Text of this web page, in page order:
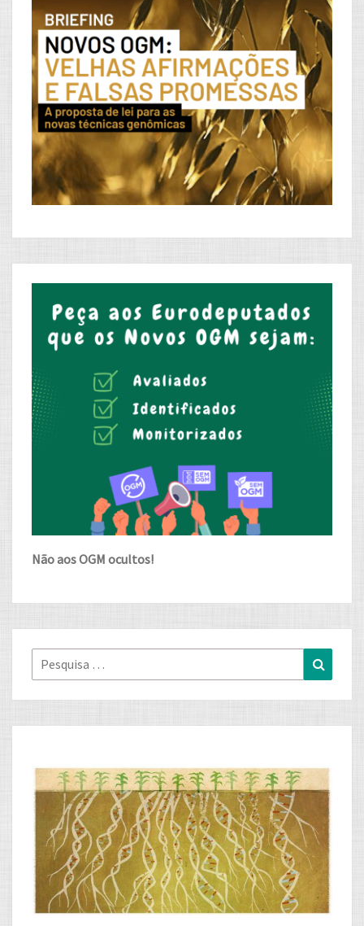
Não aos OGM ocultos!
Pesquisa
for: